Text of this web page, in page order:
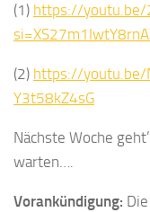
(1) https://youtu.be/
(2) https://youtu.be/
Y3t58kZ4sG
Nächste Woche
warten….
Vorankündigung: